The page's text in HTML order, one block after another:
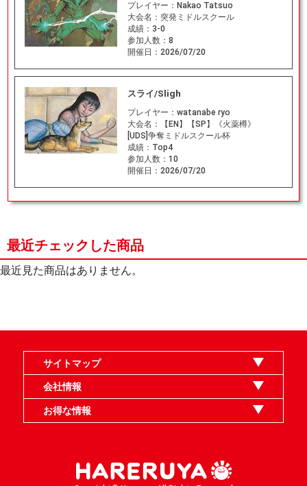
プレイヤー： Nakao Tatsuo
大会名： 突発ミドルスクール
成績： 3-0
参加人数： 8
開催日： 2026/07/20
スライ/Sligh
プレイヤー： watanabe ryo
大会名：
【EN】【SP】《火薬樽》
[UDS]争奪ミドルスクール杯
成績： Top4
参加人数： 10
開催日： 2026/07/20
最近チェックした商品
最近見た商品はありません。
サイトマップ
オンラインショップ
買取
記事
選手一覧
デッキ検索
デッキ構築
イベント・大会
店舗のご案内
お問い合わせ
ヘルプ
FAQ
会社情報
利用規約
スタッフ募集
特定商取引法表示
個人情報保護指針
企業情報
お得な情報